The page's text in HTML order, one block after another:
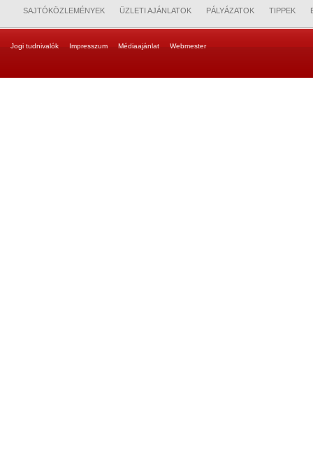
SAJTÓKÖZLEMÉNYEK ÜZLETI AJÁNLATOK PÁLYÁZATOK TIPPEK
Jogi tudnivalók Impresszum Médiaajánlat Webmester